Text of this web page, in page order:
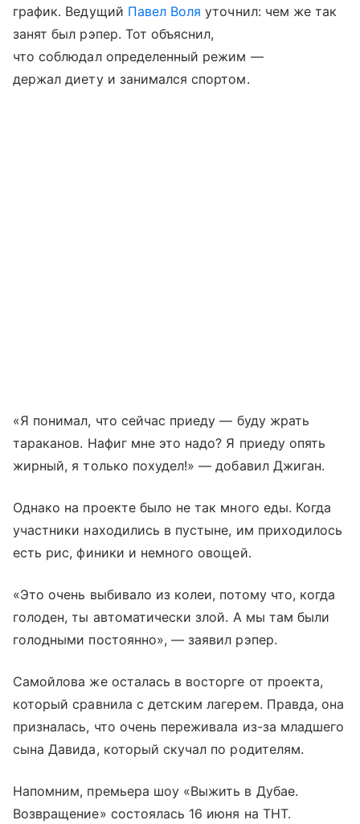
график. Ведущий Павел Воля уточнил: чем же так
занят был рэпер. Тот объяснил,
что соблюдал определенный режим —
держал диету и занимался спортом.
«Я понимал, что сейчас приеду — буду жрать
тараканов. Нафиг мне это надо? Я приеду опять
жирный, я только похудел!» — добавил Джиган.
Однако на проекте было не так много еды. Когда
участники находились в пустыне, им приходилось
есть рис, финики и немного овощей.
«Это очень выбивало из колеи, потому что, когда
голоден, ты автоматически злой. А мы там были
голодными постоянно», — заявил рэпер.
Самойлова же осталась в восторге от проекта,
который сравнила с детским лагерем. Правда, она
призналась, что очень переживала из-за младшего
сына Давида, который скучал по родителям.
Напомним, премьера шоу «Выжить в Дубае.
Возвращение» состоялась 16 июня на ТНТ.